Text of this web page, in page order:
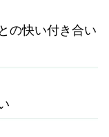
の快い付き合い